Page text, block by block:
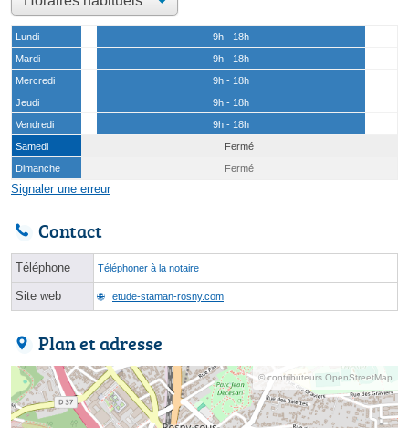
Lundi
9h - 18h
Mardi
9h - 18h
Mercredi
9h - 18h
Jeudi
9h - 18h
Vendredi
9h - 18h
Samedi
Fermé
Dimanche
Fermé
Signaler une erreur
Contact
Téléphone Téléphoner à la notaire
Site web etude-staman-rosny.com
Plan et adresse
© contributeurs OpenStreetMap